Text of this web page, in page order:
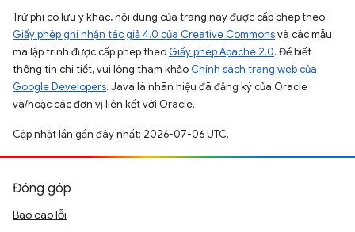
Trừ phi có lưu ý khác, nội dung của trang này được cấp phép theo
Giấy phép ghi nhận tác giả 4.0 của Creative Commonsvà các mẫu
mã lập trình được cấp phép theo Giấy phép Apache 2.0. Để biết
thông tin chi tiết, vui lòng tham khảo Chính sách trang web của
Google Developers. Java là nhãn hiệu đã đăng ký của Oracle
và/hoặc các đơn vị liên kết với Oracle.
Cập nhật lần gần đây nhất: 2026-07-06 UTC.
Đóng góp
Báo cáo lỗi